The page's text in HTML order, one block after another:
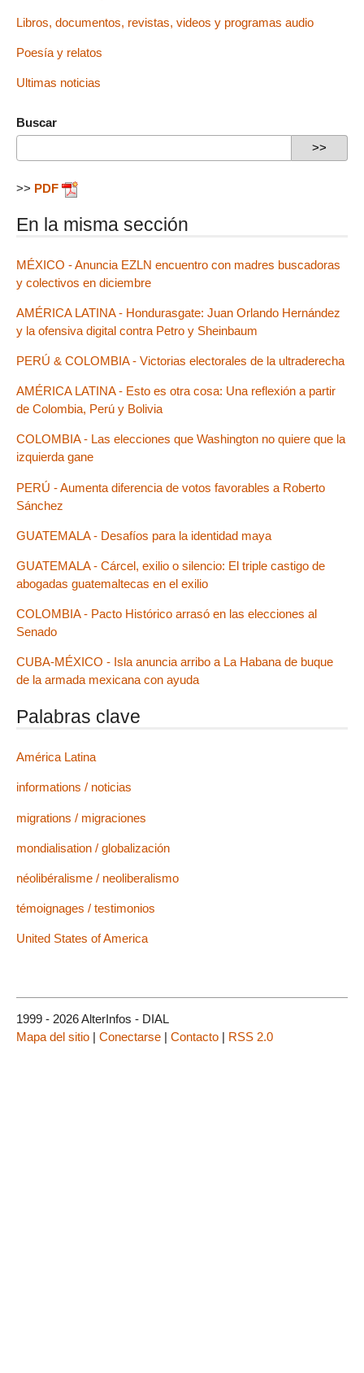
Libros, documentos, revistas, videos y programas audio
Poesía y relatos
Ultimas noticias
Buscar
>> PDF
En la misma sección
MÉXICO - Anuncia EZLN encuentro con madres buscadoras
y colectivos en diciembre
AMÉRICA LATINA - Hondurasgate: Juan Orlando Hernández
y la ofensiva digital contra Petro y Sheinbaum
PERÚ & COLOMBIA - Victorias electorales de la ultraderecha
AMÉRICA LATINA - Esto es otra cosa: Una reflexión a partir
de Colombia, Perú y Bolivia
COLOMBIA - Las elecciones que Washington no quiere que la
izquierda gane
PERÚ - Aumenta diferencia de votos favorables a Roberto
Sánchez
GUATEMALA - Desafíos para la identidad maya
GUATEMALA - Cárcel, exilio o silencio: El triple castigo de
abogadas guatemaltecas en el exilio
COLOMBIA - Pacto Histórico arrasó en las elecciones al
Senado
CUBA-MÉXICO - Isla anuncia arribo a La Habana de buque
de la armada mexicana con ayuda
Palabras clave
América Latina
informations / noticias
migrations / migraciones
mondialisation / globalización
néolibéralisme / neoliberalismo
témoignages / testimonios
United States of America
1999 - 2026 AlterInfos - DIAL
Mapa del sitio | Conectarse | Contacto | RSS 2.0